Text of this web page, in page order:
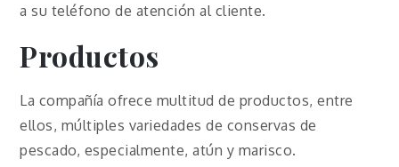
a su teléfono de atención al cliente.
Productos
La compañía ofrece multitud de productos, entre
ellos, múltiples variedades de conservas de
pescado, especialmente, atún y marisco.